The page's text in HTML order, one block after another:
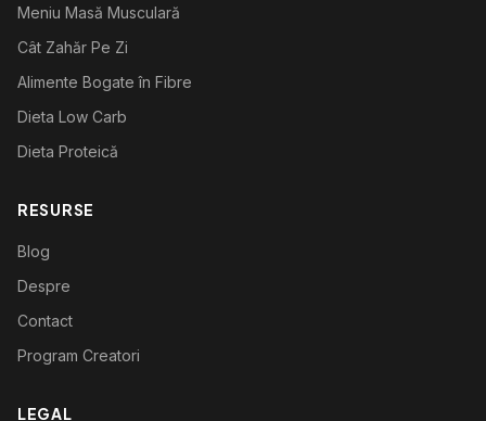
Meniu Masă Musculară
Cât Zahăr Pe Zi
Alimente Bogate în Fibre
Dieta Low Carb
Dieta Proteică
RESURSE
Blog
Despre
Contact
Program Creatori
LEGAL